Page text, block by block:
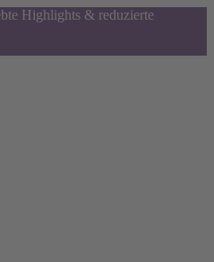
Highlights & reduzierte